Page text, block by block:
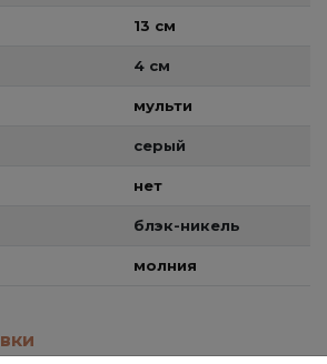
13 см
4 см
мульти
серый
нет
блэк-никель
молния